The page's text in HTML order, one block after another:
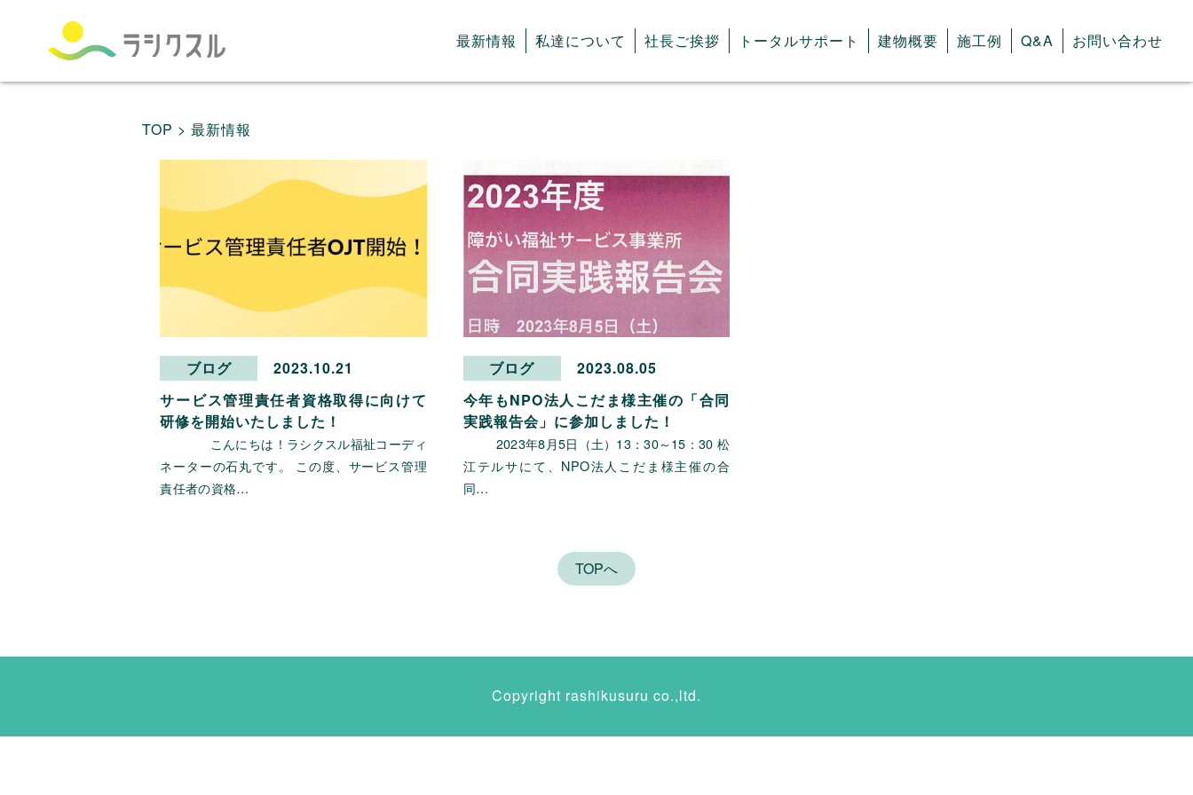
最新情報 私達について 社長ご挨拶 トータルサポート 建物概要 施工例 Q&A お問い合わせ
TOP > 最新情報
ブログ
2023.10.21
サービス管理責任者資格取得に向けて
研修を開始いたしました！
こんにちは！ラシクスル福祉コーディ
ネーターの石丸です。 この度、サービス管理
責任者の資格…
ブログ
2023.08.05
今年もNPO法人こだま様主催の「合同
実践報告会」に参加しました！
2023年8月5日（土）13：30～15：30 松
江テルサにて、NPO法人こだま様主催の合
同…
TOPへ
Copyright rashikusuru co.,ltd.